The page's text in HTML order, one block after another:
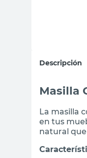
Descripción
Masilla
La masilla
en tus
natural